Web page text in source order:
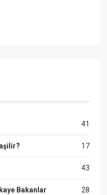
41
17
43
28
Bakanlar